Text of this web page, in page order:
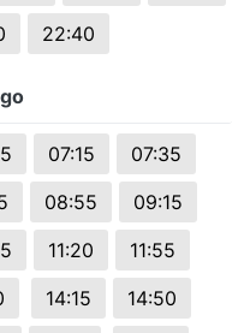
22:40
07:15
07:35
08:55
09:15
11:20
11:55
14:15
14:50